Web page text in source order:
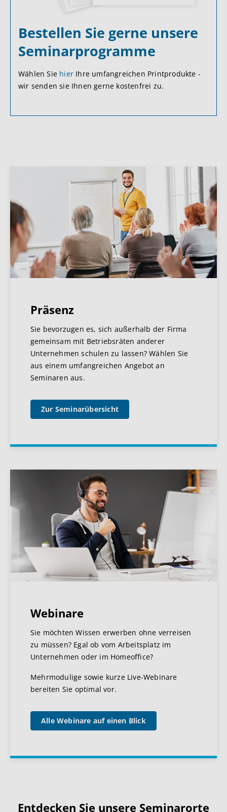
Bestellen Sie gerne unsere
Seminarprogramme
Wählen Sie hier Ihre umfangreichen Printprodukte -
wir senden sie Ihnen gerne kostenfrei zu.
Präsenz
Sie bevorzugen es, sich außerhalb der Firma
gemeinsam mit Betriebsräten anderer
Unternehmen schulen zu lassen? Wählen Sie
aus einem umfangreichen Angebot an
Seminaren aus.
Zur Seminarübersicht
Webinare
Sie möchten Wissen erwerben ohne verreisen
zu müssen? Egal ob vom Arbeitsplatz im
Unternehmen oder im Homeoffice?
Mehrmodulige sowie kurze Live-Webinare
bereiten Sie optimal vor.
Alle Webinare auf einen Blick
Entdecken Sie unsere Seminarorte